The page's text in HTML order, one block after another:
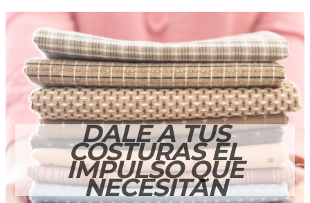
DALE A TUS
COSTURAS EL
IMPULSO QUE
NECESITAN